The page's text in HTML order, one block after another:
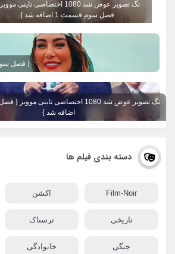
تگ تصویر عوض شد 1080 اختصاصی تاینی
فصل سوم قسمت 1 اضافه شد }
{ فصل سوم
اضافه شد }
دسته بندی فیلم ها
Film-Noir اکشن
تاریخی ترسناک
جنگی خانوادگی